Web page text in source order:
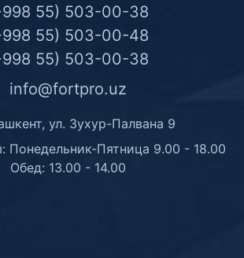
55) 503-00-38
55) 503-00-48
55) 503-00-38
info@fortpro.uz
ул. Зухур-Палвана 9
Понедельник-Пятница 9.00 - 18.00
Обед: 13.00 - 14.00